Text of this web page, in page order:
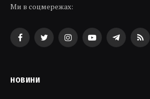
Ми в соцмережах:
FacebookTwitterInstagramYouTubeTelegramRSS
НОВИНИ